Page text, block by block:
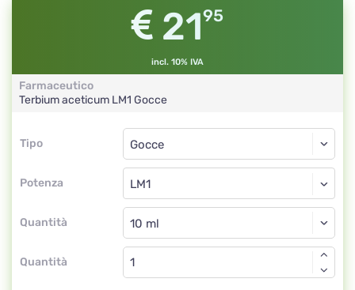
2195
incl. 10% IVA
Farmaceutico
Terbium aceticum LM1 Gocce
Tipo
Tipo
Potenza
Gocce
LM1
Quantità
Gocce
Quantità